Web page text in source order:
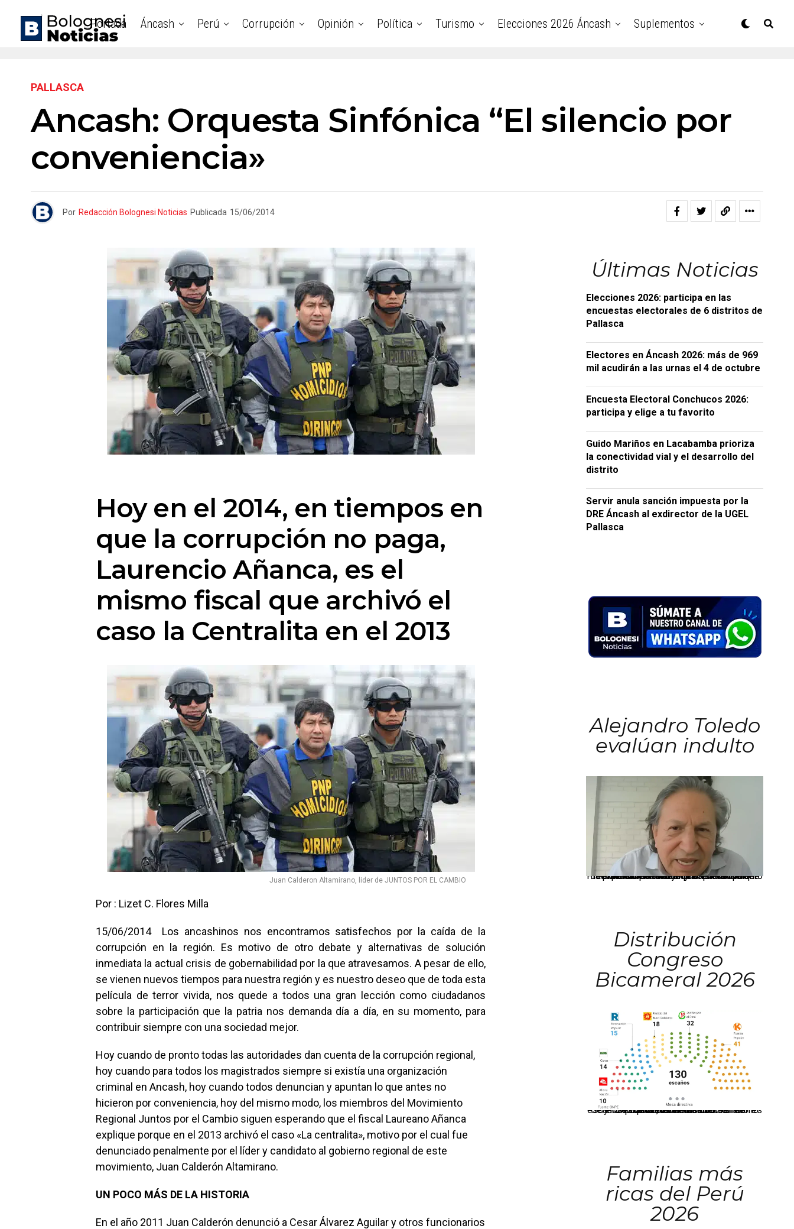
Portada Áncash Perú Corrupción Opinión Política Turismo Elecciones 2026 Áncash Suplementos
PALLASCA
Ancash: Orquesta Sinfónica “El silencio por
conveniencia»
Por Redacción Bolognesi Noticias Publicada 15/06/2014
Hoy en el 2014, en tiempos en
que la corrupción no paga,
Laurencio Añanca, es el
mismo fiscal que archivó el
caso la Centralita en el 2013
Juan Calderon Altamirano, lider de JUNTOS POR EL CAMBIO
Por : Lizet C. Flores Milla
15/06/2014 Los ancashinos nos encontramos satisfechos por la caída de la
corrupción en la región. Es motivo de otro debate y alternativas de solución
inmediata la actual crisis de gobernabilidad por la que atravesamos. A pesar de ello,
se vienen nuevos tiempos para nuestra región y es nuestro deseo que de toda esta
película de terror vivida, nos quede a todos una gran lección como ciudadanos
sobre la participación que la patria nos demanda día a día, en su momento, para
contribuir siempre con una sociedad mejor.
Hoy cuando de pronto todas las autoridades dan cuenta de la corrupción regional,
hoy cuando para todos los magistrados siempre si existía una organización
criminal en Ancash, hoy cuando todos denuncian y apuntan lo que antes no
hicieron por conveniencia, hoy del mismo modo, los miembros del Movimiento
Regional Juntos por el Cambio siguen esperando que el fiscal Laureano Añanca
explique porque en el 2013 archivó el caso «La centralita», motivo por el cual fue
denunciado penalmente por el líder y candidato al gobierno regional de este
movimiento, Juan Calderón Altamirano.
UN POCO MÁS DE LA HISTORIA
En el año 2011 Juan Calderón denunció a Cesar Álvarez Aguilar y otros funcionarios
Últimas Noticias
Elecciones 2026: participa en las
encuestas electorales de 6 distritos de
Pallasca
Electores en Áncash 2026: más de 969
mil acudirán a las urnas el 4 de octubre
Encuesta Electoral Conchucos 2026:
participa y elige a tu favorito
Guido Mariños en Lacabamba prioriza
la conectividad vial y el desarrollo del
distrito
Servir anula sanción impuesta por la
DRE Áncash al exdirector de la UGEL
Pallasca
Alejandro Toledo
evalúan indulto
La presidenta Keiko Fujimori informó que la solicitud de indulto presentada por el expresidente Alejandro Toledo será evaluada por la Comisión de Gracias Presidenciales conforme al procedimiento establecido.
Distribución
Congreso
Bicameral 2026
El JNE oficializó la distribución de escaños para la elección de 60 senadores y 130 diputados en las Elecciones Generales 2026, tras el restablecimiento de la Bicameralidad.
Familias más
ricas del Perú
2026